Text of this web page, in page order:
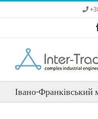
Івано-Франківський